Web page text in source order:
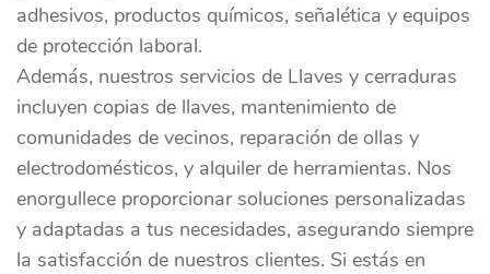
adhesivos, productos químicos, señalética y equipos
de protección laboral.
Además, nuestros servicios de Llaves y cerraduras
incluyen copias de llaves, mantenimiento de
comunidades de vecinos, reparación de ollas y
electrodomésticos, y alquiler de herramientas. Nos
enorgullece proporcionar soluciones personalizadas
y adaptadas a tus necesidades, asegurando siempre
la satisfacción de nuestros clientes. Si estás en